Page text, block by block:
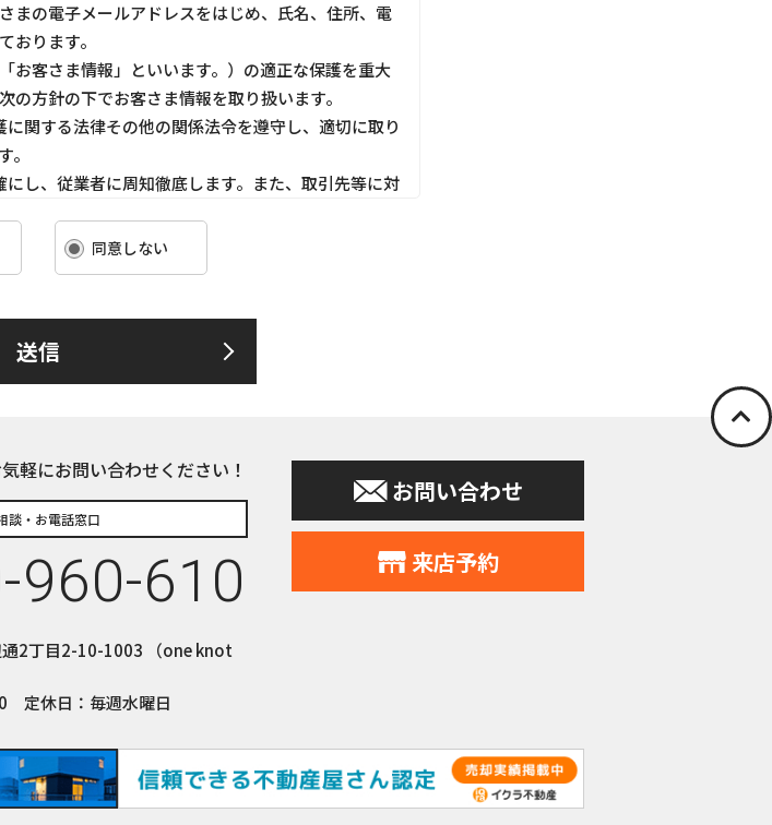
まの電子メールアドレスをはじめ、氏名、住所、電
おります。
お客さま情報」といいます。）の適正な保護を重大
方針の下でお客さま情報を取り扱います。
関する法律その他の関係法令を遵守し、適切に取り
し、従業者に周知徹底します。また、取引先等に対
特定して通知または公表し、その利用目的にしたが
人からの開示、訂正、削除、利用停止の依頼を所定
ます。
にご利用いただくにあたり、各種の申込みの受付、
等の機会に、当社が直接あるいは協力会社又は業務
さまの電子メールアドレス、氏名、住所、電話番号
記の目的に利用させていただきます。
スの提供
、調査・データ集積、研究開発
ト管理会社」といいます。）への提供。
ビス改善に必要な範囲で、お客様の個人データをサ
、サイト管理会社において管理されることとなり
同意しない
送信
軽にお問い合わせください！
談・お電話窓口
960-610
通2丁目2-10-1003 （one knot
定休日：毎週水曜日
お問い合わせ
来店予約